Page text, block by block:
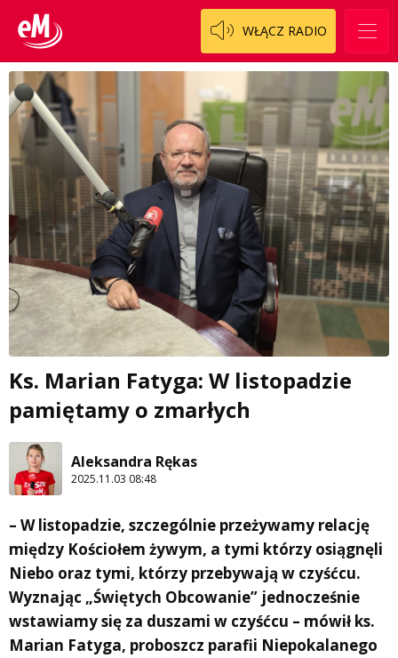
WŁĄCZ RADIO
Ks. Marian Fatyga: W listopadzie
pamiętamy o zmarłych
Aleksandra Rękas
2025.11.03 08:48
– W listopadzie, szczególnie przeżywamy relację
między Kościołem żywym, a tymi którzy osiągnęli
Niebo oraz tymi, którzy przebywają w czyśćcu.
Wyznając „Świętych Obcowanie” jednocześnie
wstawiamy się za duszami w czyśćcu – mówił ks.
Marian Fatyga, proboszcz parafii Niepokalanego